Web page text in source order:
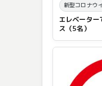
新型コロナウ
エレベーター
ス（5名）